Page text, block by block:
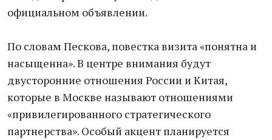
официальном объявлении.
По словам Пескова, повестка визита «понятна и
насыщенна». В центре внимания будут
двусторонние отношения России и Китая,
которые в Москве называют отношениями
«привилегированного стратегического
партнерства». Особый акцент планируется